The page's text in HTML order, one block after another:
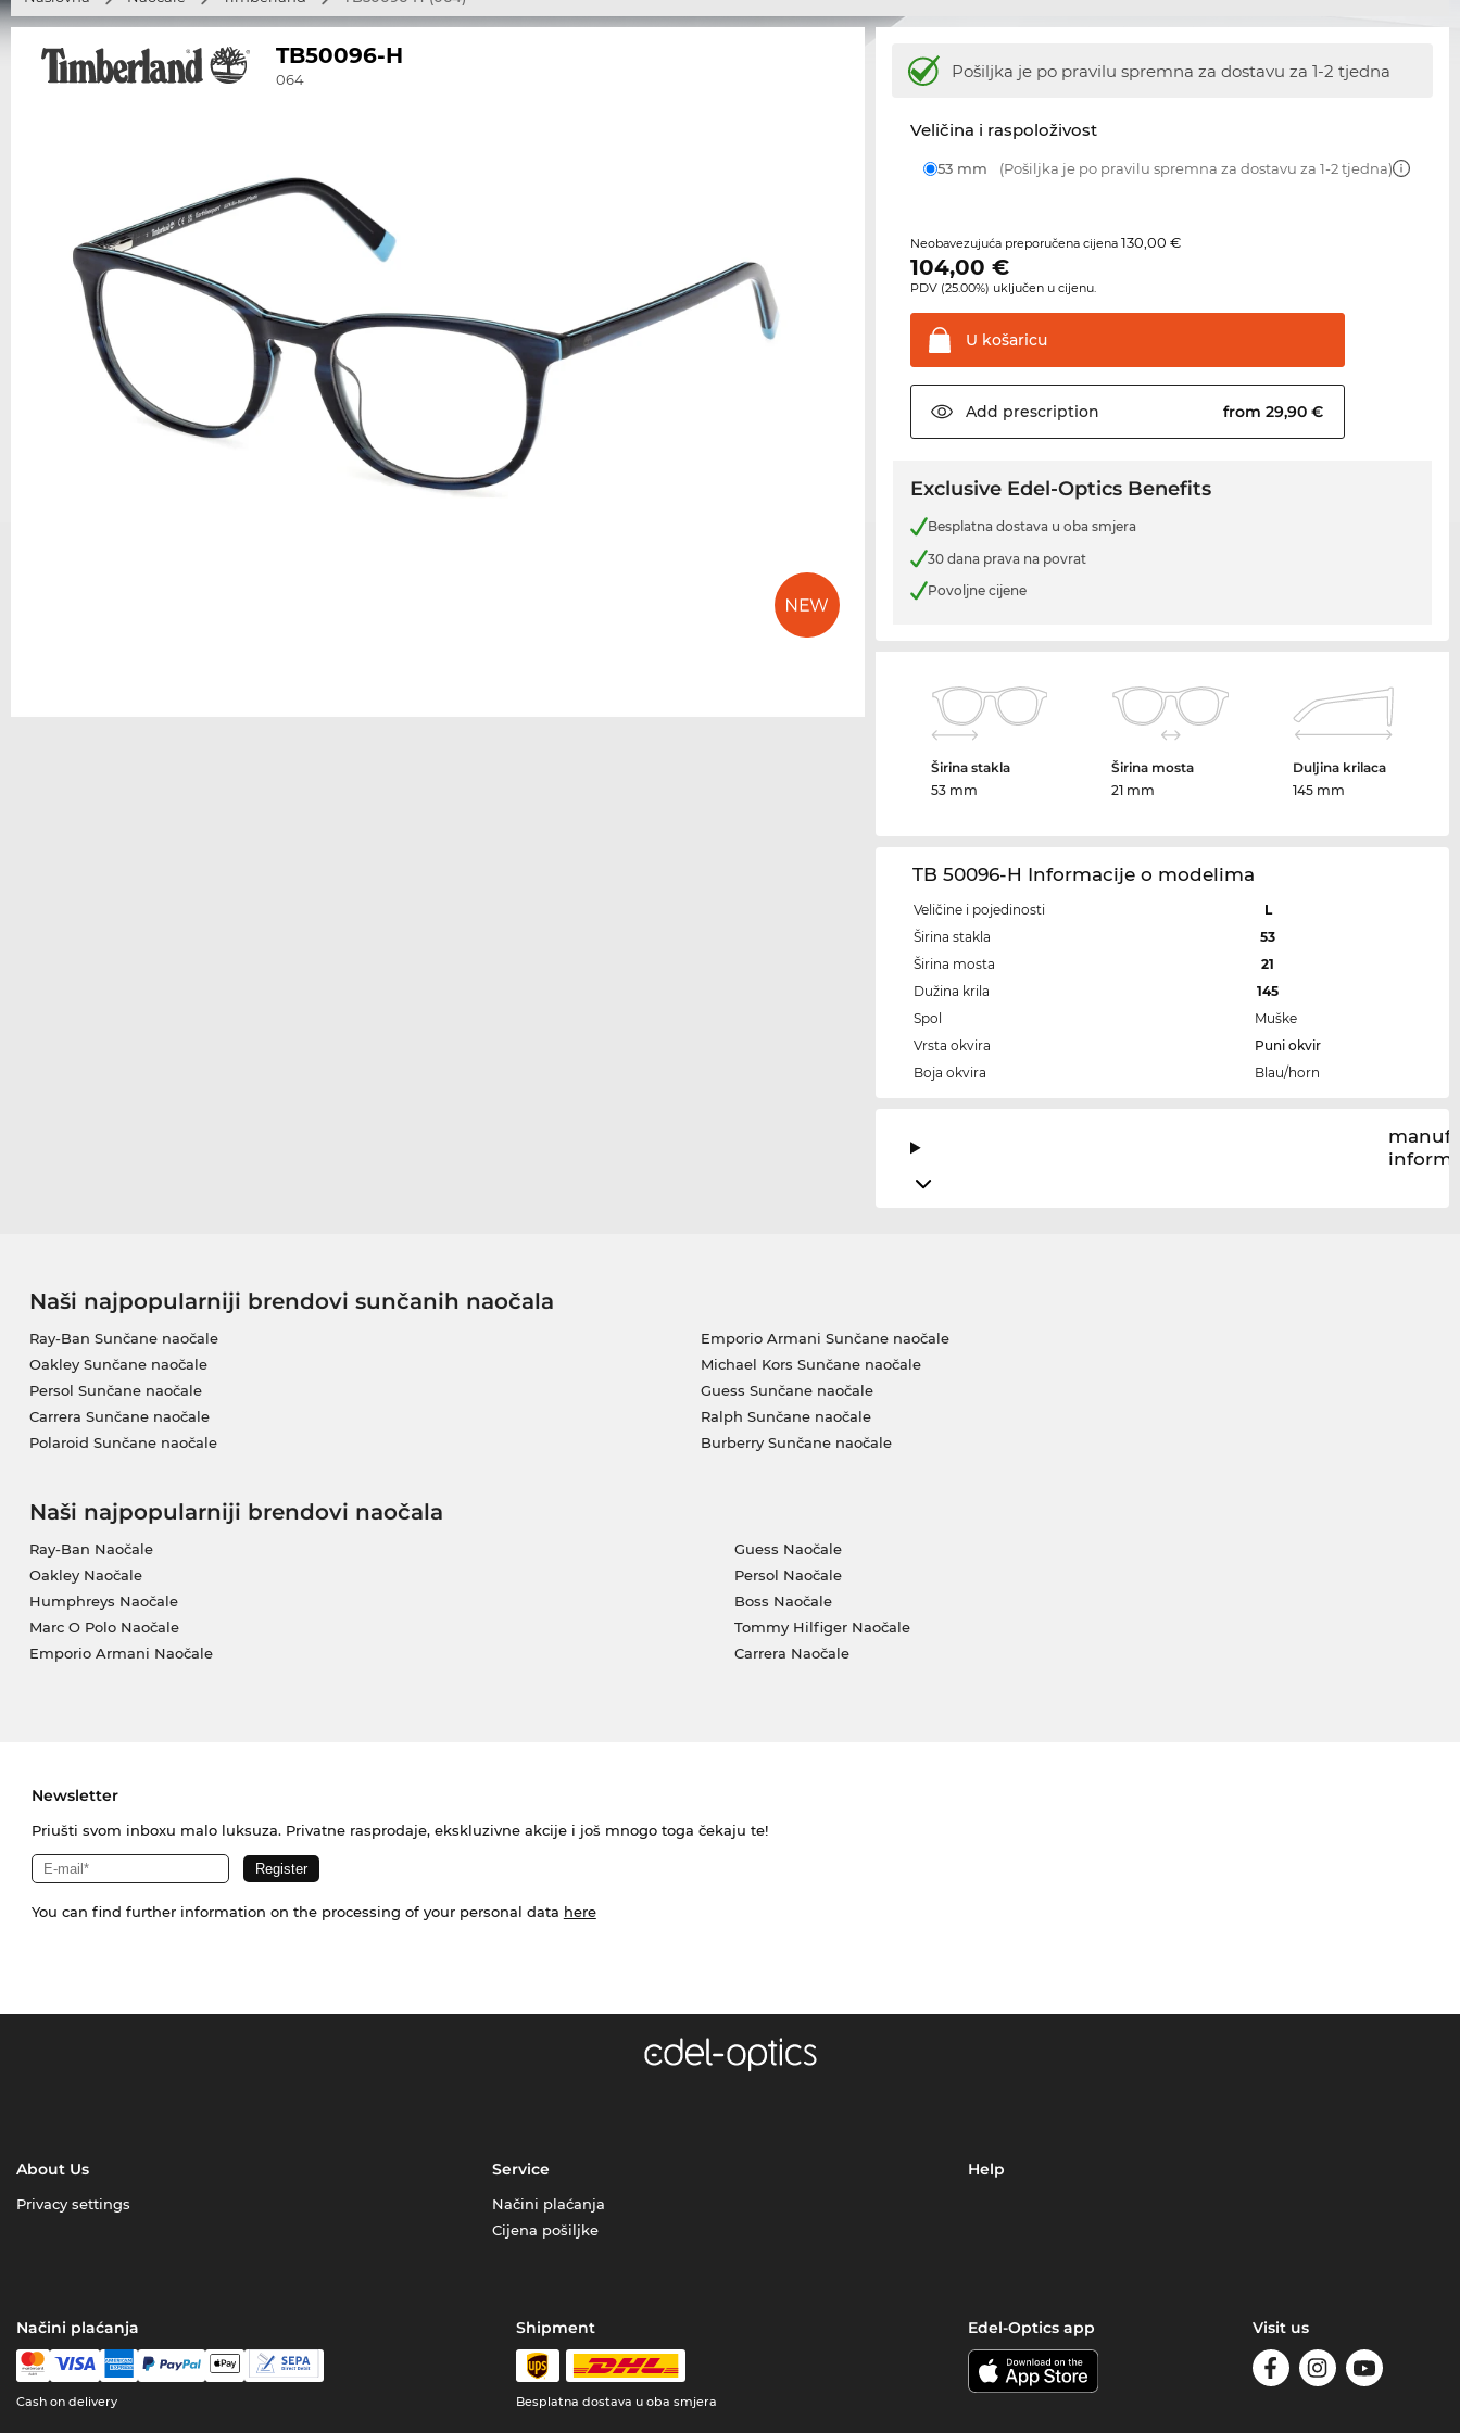
TB50096-H
064 Pošiljka je po pravilu spremna za dostavuza 1-2 tjedna
Veličina i raspoloživost
53 mm (Pošiljka je po pravilu spremna za dostavu za 1-2 tjedna)
Neobavezujuća preporučena cijena130,00 €
104,00 €
PDV (25.00%) uključen u cijenu.
U košaricu
Add prescription from 29,90 €
Exclusive Edel-Optics Benefits
Besplatna dostava u oba smjera
30 dana prava na povrat
Povoljne cijene
Širina stakla
53 mm
Širina mosta
21 mm
Duljina krilaca
145 mm
TB 50096-H Informacije o modelima
Veličine i pojedinosti
L
Širina stakla
53
Širina mosta
21
Dužina krila
145
Spol
Muške
Vrsta okvira
Puni okvir
Boja okvira
Blau/horn
Naši najpopularniji brendovi sunčanih naočala
Ray-Ban Sunčane naočale
Oakley Sunčane naočale
Persol Sunčane naočale
Carrera Sunčane naočale
Polaroid Sunčane naočale
Emporio Armani Sunčane naočale
Michael Kors Sunčane naočale
Guess Sunčane naočale
Ralph Sunčane naočale
Burberry Sunčane naočale
Naši najpopularniji brendovi naočala
Ray-Ban Naočale
Oakley Naočale
Humphreys Naočale
Marc O Polo Naočale
Emporio Armani Naočale
Guess Naočale
Persol Naočale
Boss Naočale
Tommy Hilfiger Naočale
Carrera Naočale
Newsletter
Priušti svom inboxu malo luksuza. Privatne rasprodaje, ekskluzivne akcije i još mnogo toga čekaju te!
You can find further information on the processing of your personal data here
About Us
Privacy settings
Service
Načini plaćanja
Cijena pošiljke
Help
Načini plaćanja
Cash on delivery
Shipment
Besplatna dostava u oba smjera
Edel-Optics app Visit us